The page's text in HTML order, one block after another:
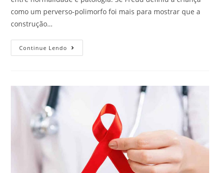
como um perverso-polimorfo foi mais para mostrar que a
construção…
Continue Lendo